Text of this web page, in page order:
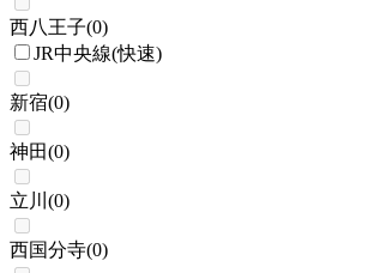
西八王子(0)
JR中央線(快速)
新宿(0)
神田(0)
立川 (0)
西国分寺(0)